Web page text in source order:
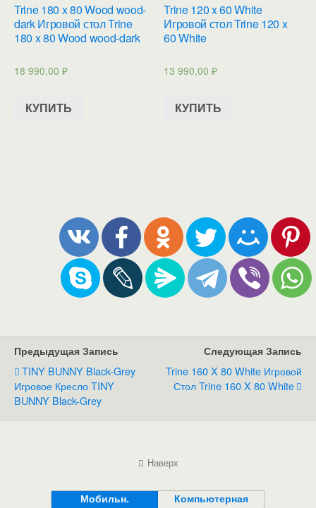
Trine 180 x 80 Wood wood-
dark Игровой стол Trine
180 x 80 Wood wood-dark
18 990,00 ₽
КУПИТЬ
Trine 120 x 60 White
Игровой стол Trine 120 x
60 White
13 990,00₽
КУПИТЬ
Предыдущая Запись
TINY BUNNY Black-Grey
Игровое Кресло TINY
BUNNY Black-Grey
Следующая Запись
Trine 160 X 80 White Игровой
Стол Trine 160 X 80 White
Наверх
Мобильн. Компьютерная